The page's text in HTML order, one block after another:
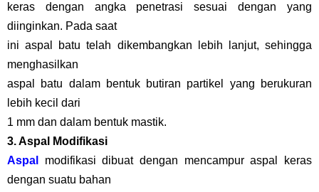
keras dengan angka penetrasi sesuai dengan yang
diinginkan. Pada saat
ini aspal batu telah dikembangkan lebih lanjut, sehingga
menghasilkan
aspal batu dalam bentuk butiran partikel yang berukuran
lebih kecil dari
1 mm dan dalam bentuk mastik.
3. Aspal Modifikasi
Aspal
modifikasi dibuat dengan mencampur aspal keras
dengan suatu bahan